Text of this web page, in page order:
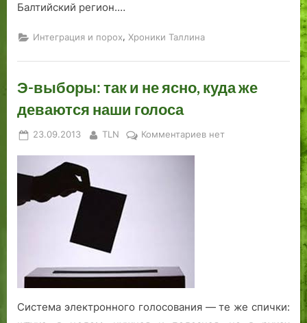
Балтийский регион.…
Интеграция и порох, Хроники Таллина
Э-выборы: так и не ясно, куда же
деваются наши голоса
Posted
23.09.2013 By
TLN Комментариевк
голоса
нет
Система электронного голосования — те же спички: